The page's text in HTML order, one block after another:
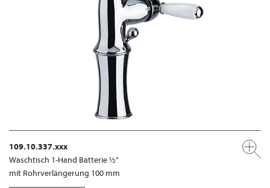
109.10.337.xxx
Waschtisch 1-Hand Batterie ½“
mit Rohrverlängerung 100 mm